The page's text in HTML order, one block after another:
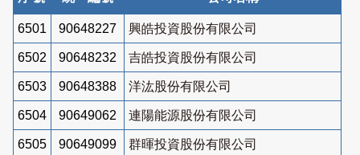
6501 90648227 興皓投資股份有限公司
6502 90648232 吉皓投資股份有限公司
6503 90648388 洋汯股份有限公司
6504 90649062 連陽能源股份有限公司
6505 90649099 群暉投資股份有限公司